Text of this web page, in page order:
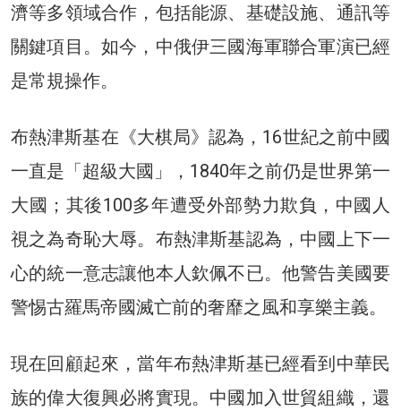
濟等多領域合作，包括能源、基礎設施、通訊等
關鍵項目。如今，中俄伊三國海軍聯合軍演已經
是常規操作。
布熱津斯基在《大棋局》認為，16世紀之前中國
一直是「超級大國」，1840年之前仍是世界第一
大國；其後100多年遭受外部勢力欺負，中國人
視之為奇恥大辱。布熱津斯基認為，中國上下一
心的統一意志讓他本人欽佩不已。他警告美國要
警惕古羅馬帝國滅亡前的奢靡之風和享樂主義。
現在回顧起來，當年布熱津斯基已經看到中華民
族的偉大復興必將實現。中國加入世貿組織，還